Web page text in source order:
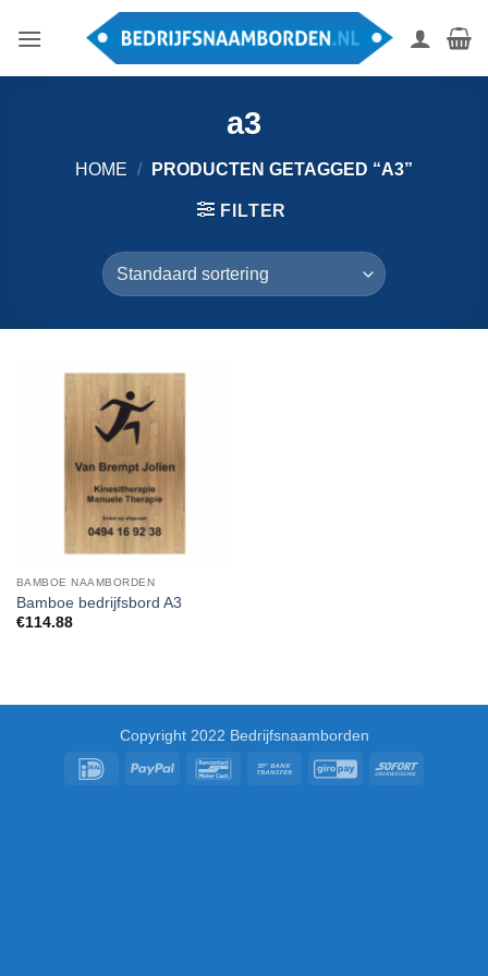
naar
a3
HOME / PRODUCTEN GETAGGED “A3”
FILTER
BAMBOE NAAMBORDEN
Bamboe bedrijfsbord A3
€114.88
Copyright 2022 Bedrijfsnaamborden
IDeal
PayPal BancontactBank
GiroPay Sofort